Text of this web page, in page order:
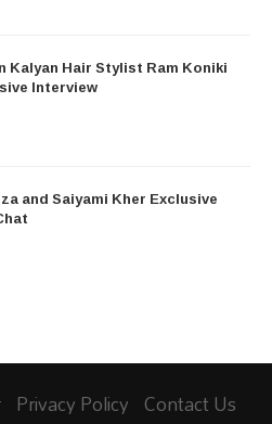
Kalyan Hair Stylist Ram Koniki
Interview
and Saiyami Kher Exclusive
Privacy Policy Contact Us